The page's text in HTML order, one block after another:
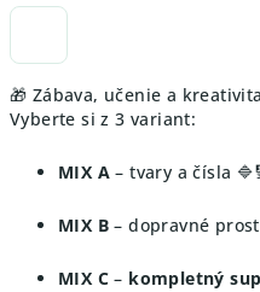
🎁 Zábava, učenie a
Vyberte si z 3 variant:
MIX A – tvary a čísla
MIX B – dopravné
MIX C – kompletný